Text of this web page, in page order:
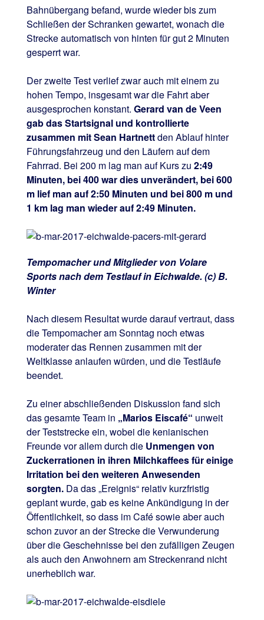
Bahnübergang befand, wurde wieder bis zum
Schließen der Schranken gewartet, wonach die
Strecke automatisch von hinten für gut 2 Minuten
gesperrt war.
Der zweite Test verlief zwar auch mit einem zu
hohen Tempo, insgesamt war die Fahrt aber
ausgesprochen konstant. Gerard van de Veen
gab das Startsignal und kontrollierte
zusammen mit Sean Hartnettden Ablauf hinter
Führungsfahrzeug und den Läufern auf dem
Fahrrad. Bei 200 m lag man auf Kurs zu 2:49
Minuten, bei 400 war dies unverändert, bei 600
m lief man auf 2:50 Minuten und bei 800 m und
1 km lag man wieder auf 2:49 Minuten.
Tempomacher und Mitglieder von Volare
Sports nach dem Testlauf in Eichwalde. (c) B.
Winter
Nach diesem Resultat wurde darauf vertraut, dass
die Tempomacher am Sonntag noch etwas
moderater das Rennen zusammen mit der
Weltklasse anlaufen würden, und die Testläufe
beendet.
Zu einer abschließenden Diskussion fand sich
das gesamte Team in „Marios Eiscafé“ unweit
der Teststrecke ein, wobei die kenianischen
Freunde vor allem durch dieUnmengen von
Zuckerrationen in ihren Milchkaffees für einige
Irritation bei den weiteren Anwesenden
sorgten. Da das „Ereignis“ relativ kurzfristig
geplant wurde, gab es keine Ankündigung in der
Öffentlichkeit, so dass im Café sowie aber auch
schon zuvor an der Strecke die Verwunderung
über die Geschehnisse bei den zufälligen Zeugen
als auch den Anwohnern am Streckenrand nicht
unerheblich war.